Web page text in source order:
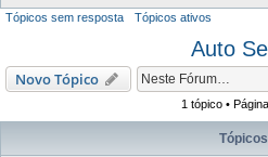
Tópicos sem resposta Tópicos ativos
Auto
Novo Tópico
1 tópico • Página
Tópicos